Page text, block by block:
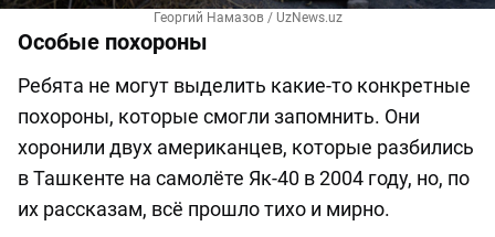
Георгий Намазов / UzNews.uz
Особые похороны
Ребята не могут выделить какие-то конкретные
похороны, которые смогли запомнить. Они
хоронили двух американцев, которые разбились
в Ташкенте на самолёте Як-40 в 2004 году, но, по
их рассказам, всё прошло тихо и мирно.